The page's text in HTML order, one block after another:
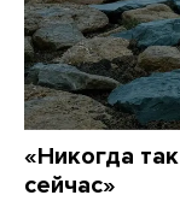
«Никогда
сейчас»